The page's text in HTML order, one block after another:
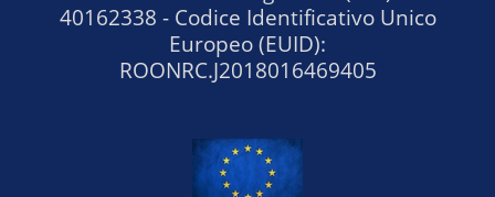
40162338 - Codice Identificativo Unico
Europeo (EUID):
ROONRC.J2018016469405